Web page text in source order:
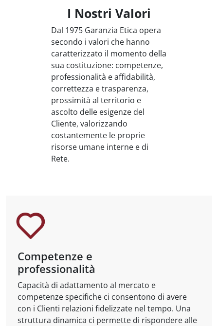
I Nostri Valori
Dal 1975 Garanzia Etica opera
secondo i valori che hanno
caratterizzato il momento della
sua costituzione: competenze,
professionalità e affidabilità,
correttezza e trasparenza,
prossimità al territorio e
ascolto delle esigenze del
Cliente, valorizzando
costantemente le proprie
risorse umane interne e di
Rete.
Competenze e
professionalità
Capacità di adattamento al mercato e
competenze specifiche ci consentono di avere
con i Clienti relazioni fidelizzate nel tempo. Una
struttura dinamica ci permette di rispondere alle